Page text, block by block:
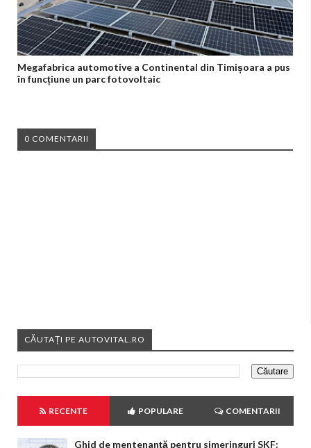
Megafabrica automotive a Continental din Timișoara a pus
în funcțiune un parc fotovoltaic
0 COMENTARII
CĂUTAȚI PE AUTOVITAL.RO
RECENTE POPULARE COMENTARII
Ghid de mentenanță pentru simeringuri SKF: